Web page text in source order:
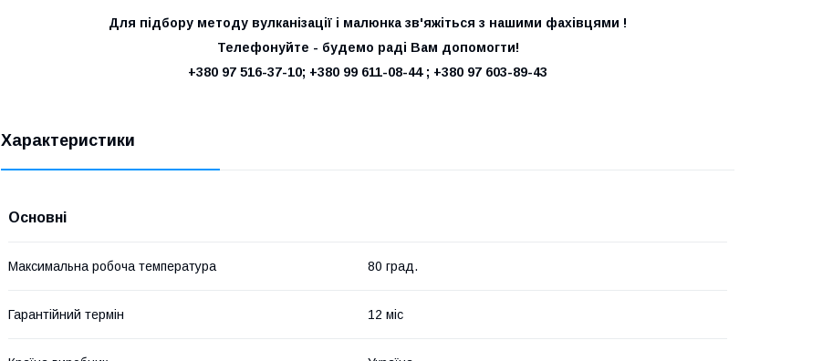
Для підбору методу вулканізації і малюнка зв'яжіться з нашими фахівцями !
Телефонуйте - будемо раді Вам допомогти!
+380 97 516-37-10; +380 99 611-08-44 ; +380 97 603-89-43
Характеристики
Основні
Максимальна робоча температура 80 град.
Гарантійний термін 12 міс